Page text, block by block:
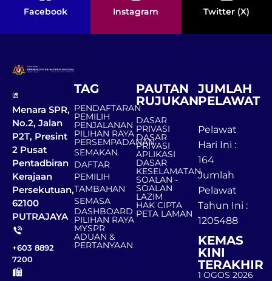
Facebook Instagram Twitter (X)
Menara SPR,
No.2, Jalan
P2T, Presint
2 Pusat
Pentadbiran
Kerajaan
Persekutuan,
62100
PUTRAJAYA
+603 8892
7200
TAG
PENDAFTARAN
PEMILIH
PENJALANAN
PILIHAN RAYA
PERSEMPADANAN
SEMAKAN
DAFTAR
PEMILIH
TAMBAHAN
SEMASA
DASHBOARD
PILIHAN RAYA
MYSPR
ADUAN &
PERTANYAAN
PAUTAN
RUJUKAN
DASAR
PRIVASI
DASAR
PRIVASI
APLIKASI
DASAR
KESELAMATAN
SOALAN -
SOALAN
LAZIM
HAK CIPTA
PETA LAMAN
JUMLAH
PELAWAT
Pelawat
Hari Ini :
164
Jumlah
Pelawat
Tahun Ini :
1205488
KEMAS
KINI
TERAKHIR
1 OGOS 2026